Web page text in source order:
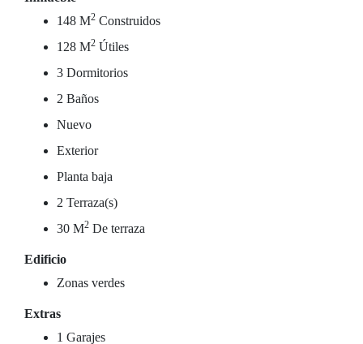
148 M2 Construidos
128 M2 Útiles
3 Dormitorios
2 Baños
Nuevo
Exterior
Planta baja
2 Terraza(s)
30 M2 De terraza
Edificio
Zonas verdes
Extras
1 Garajes